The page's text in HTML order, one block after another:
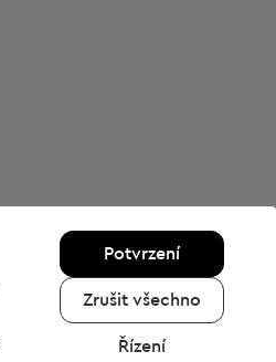
Potvrzení
Zrušit všechno
Řízení